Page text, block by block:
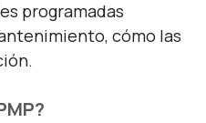
programadas
cómo las